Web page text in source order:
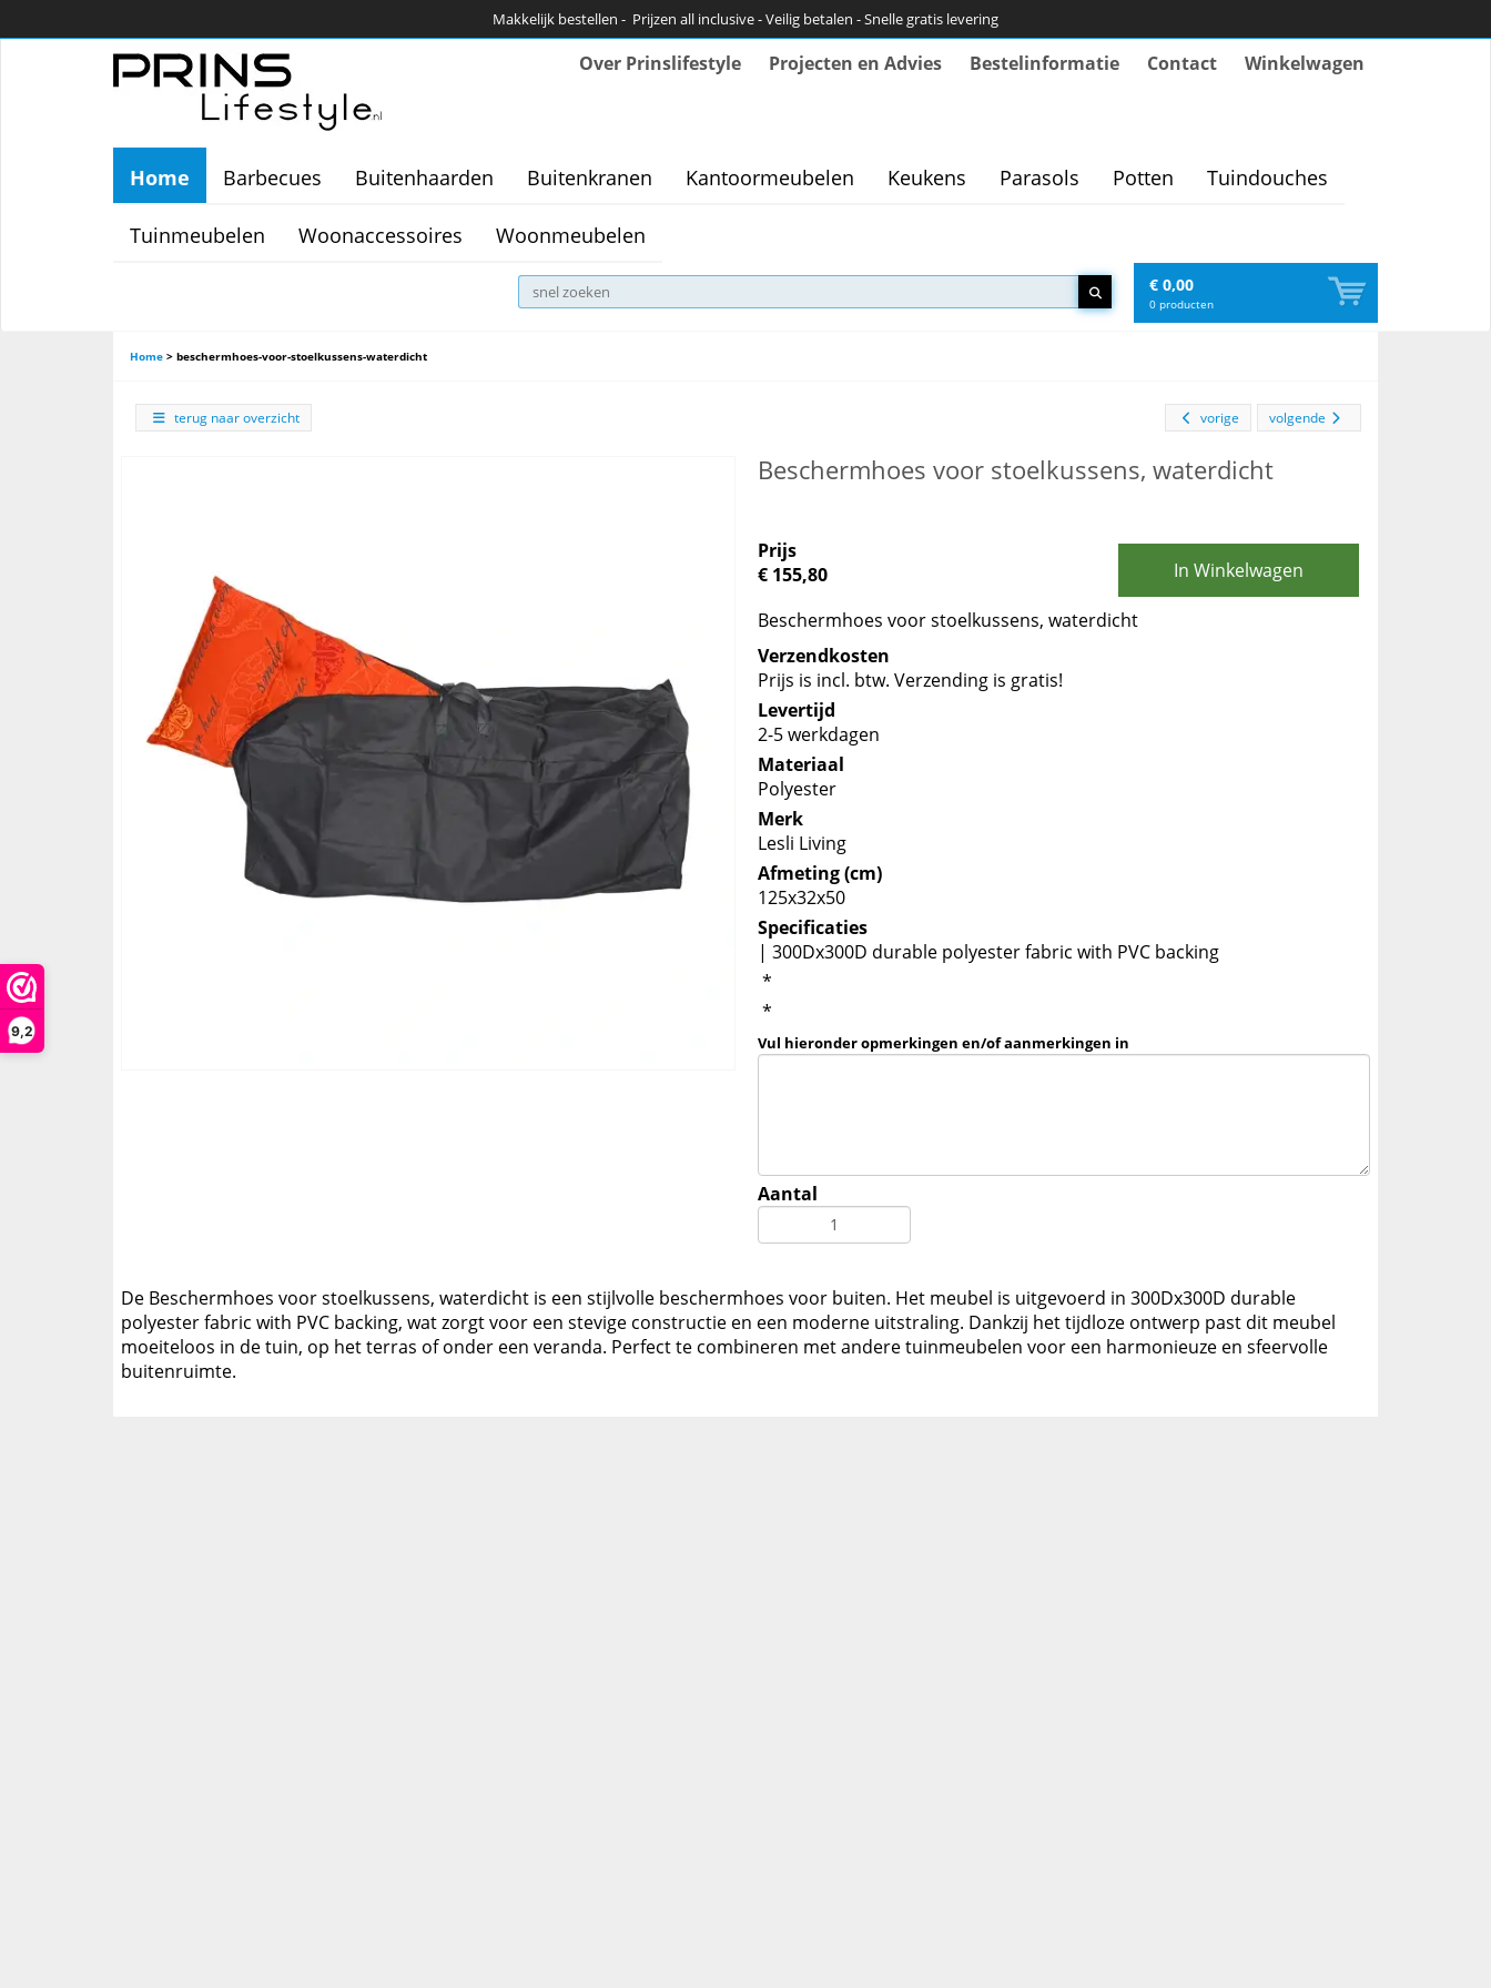
9,2
Makkelijk bestellen - Prijzen all inclusive - Veilig betalen - Snelle gratis levering
Over Prinslifestyle Projecten en Advies Bestelinformatie Contact Winkelwagen
Home Barbecues Buitenhaarden Buitenkranen Kantoormeubelen Keukens Parasols Potten Tuindouches
Tuinmeubelen Woonaccessoires Woonmeubelen
€ 0,00
0 producten
Home > beschermhoes-voor-stoelkussens-waterdicht
terug naar overzicht volgende
vorige
Beschermhoes voor stoelkussens, waterdicht
Prijs
€ 155,80
In Winkelwagen
Beschermhoes voor stoelkussens, waterdicht
Verzendkosten
Prijs is incl. btw. Verzending is gratis!
Levertijd
2-5 werkdagen
Materiaal
Polyester
Merk
Lesli Living
Afmeting (cm)
125x32x50
Specificaties
| 300Dx300D durable polyester fabric with PVC backing
*
*
Vul hieronder opmerkingen en/of aanmerkingen in
Aantal
De Beschermhoes voor stoelkussens, waterdicht is een stijlvolle beschermhoes voor buiten. Het meubel is uitgevoerd in 300Dx300D durable
polyester fabric with PVC backing, wat zorgt voor een stevige constructie en een moderne uitstraling. Dankzij het tijdloze ontwerp past dit meubel
moeiteloos in de tuin, op het terras of onder een veranda. Perfect te combineren met andere tuinmeubelen voor een harmonieuze en sfeervolle
buitenruimte.